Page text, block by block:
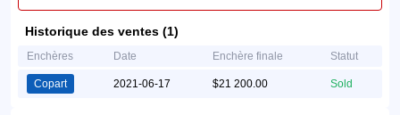
Historique des ventes (1)
Enchères Date Enchère finale Statut
Copart 2021-06-17 $21 200.00 Sold